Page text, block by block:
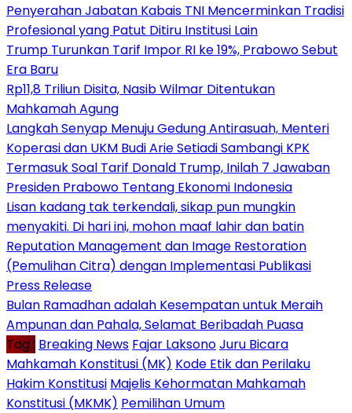
Penyerahan Jabatan Kabais TNI Mencerminkan Tradisi
Profesional yang Patut Ditiru Institusi Lain
Trump Turunkan Tarif Impor RI ke 19%, Prabowo Sebut
Era Baru
Rp11,8 Triliun Disita, Nasib Wilmar Ditentukan
Mahkamah Agung
Langkah Senyap Menuju Gedung Antirasuah, Menteri
Koperasi dan UKM Budi Arie Setiadi Sambangi KPK
Termasuk Soal Tarif Donald Trump, Inilah 7 Jawaban
Presiden Prabowo Tentang Ekonomi Indonesia
Lisan kadang tak terkendali, sikap pun mungkin
menyakiti. Di hari ini, mohon maaf lahir dan batin
Reputation Management dan Image Restoration
(Pemulihan Citra) dengan Implementasi Publikasi
Press Release
Bulan Ramadhan adalah Kesempatan untuk Meraih
Ampunan dan Pahala, Selamat Beribadah Puasa
Tag : Breaking News Fajar LaksonoJuru Bicara
Mahkamah Konstitusi (MK) Kode Etik dan Perilaku
Hakim Konstitusi Majelis Kehormatan Mahkamah
Konstitusi (MKMK) Pemilihan Umum